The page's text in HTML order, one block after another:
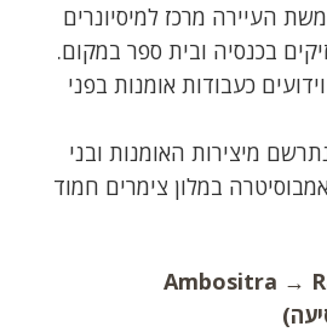
העיירה מרכז למיסיונרים
בכנסיה ובית ספר במקום.
כעבודות אומנות בפני
מיצירות האומנות ובני
במלון צימרים חמוד